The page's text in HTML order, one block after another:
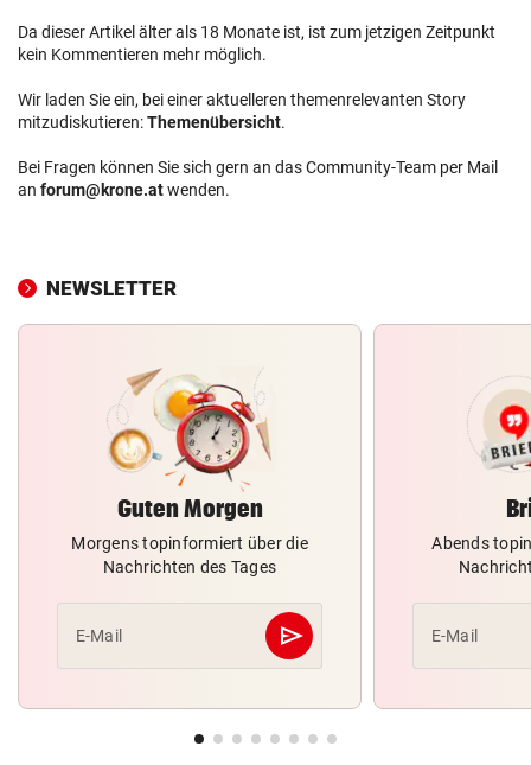
Da dieser Artikel älter als 18 Monate ist, ist zum jetzigen Zeitpunkt
kein Kommentieren mehr möglich.
Wir laden Sie ein, bei einer aktuelleren themenrelevanten Story
mitzudiskutieren:Themenübersicht.
Bei Fragen können Sie sich gern an das Community-Team per Mail
an forum@krone.atwenden.
NEWSLETTER
Guten Morgen
Morgens topinformiert über die
Nachrichten des Tages
E-Mail send
Abschicken
Abends
E-Mail